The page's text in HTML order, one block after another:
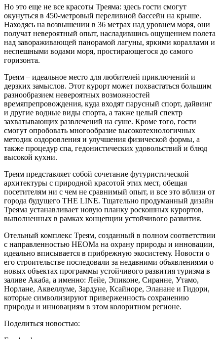
Но это еще не все красоты Треяма: здесь гости смогут
окунуться в 450-метровый переливной бассейн на крыше.
Находясь на возвышении в 36 метрах над уровнем моря, они
получат невероятный опыт, насладившись ощущением полета
над завораживающей панорамой лагуны, яркими кораллами и
неспешными водами моря, простирающегося до самого
горизонта.
Треям – идеальное место для любителей приключений и
дерзких замыслов. Этот курорт может похвастаться большим
разнообразием невероятных возможностей
времяпрепровождения, куда входят парусный спорт, дайвинг
и другие водные виды спорта, а также целый спектр
захватывающих развлечений на суше. Кроме того, гости
смогут опробовать многообразие высокотехнологичных
методик оздоровления и улучшения физической формы, а
также процедур спа, гедонистических удовольствий и блюд
высокой кухни.
Треям представляет собой сочетание футуристической
архитектуры с природной красотой этих мест, обещая
посетителям ни с чем не сравнимый опыт, и все это вблизи от
города будущего THE LINE. Тщательно продуманный дизайн
Треяма устанавливает новую планку роскошных курортов,
выполненных в рамках концепции устойчивого развития.
Отельный комплекс Треям, созданный в полном соответствии
с направленностью НЕОМа на охрану природы и инновации,
идеально вписывается в прибрежную экосистему. Новости о
его строительстве последовали за недавними объявлениями о
новых объектах программы устойчивого развития туризма в
заливе Акаба, а именно: Лейе, Эпиконе, Сиранне, Утамо,
Норлане, Аквеллуме, Зардуне, Ксайноре, Эланане и Гидори,
которые символизируют приверженность сохранению
природы и инновациям в этом колоритном регионе.
Поделиться новостью: